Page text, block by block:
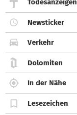
Todesanzeigen
Newsticker
Verkehr
Dolomiten
In der Nähe
Lesezeichen